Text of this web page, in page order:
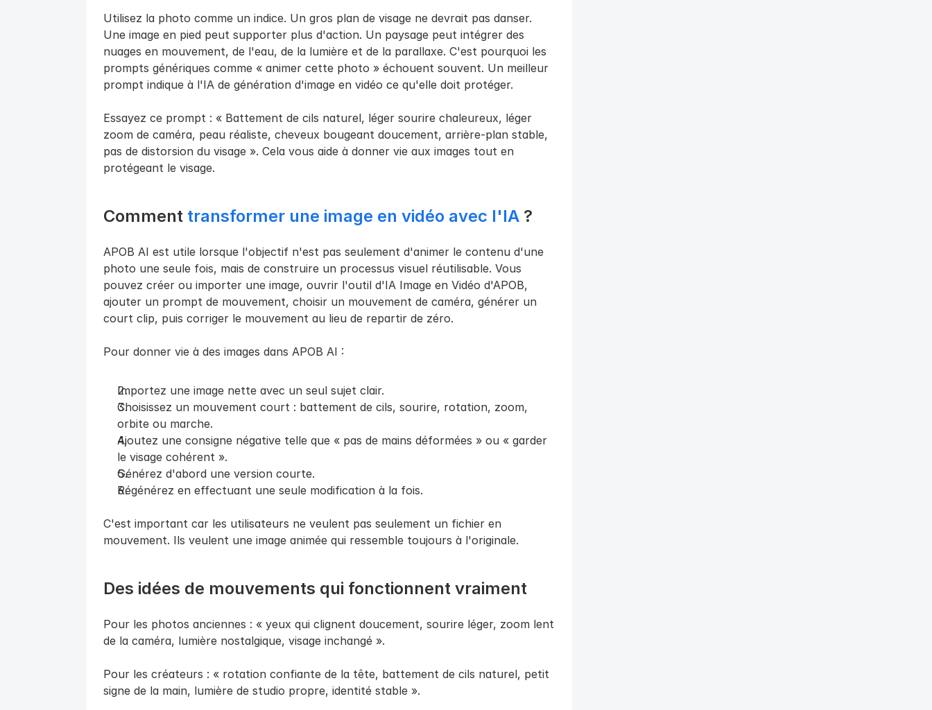
Utilisez la photo comme un indice. Un gros plan de visage ne devrait pas danser.
Une image en pied peut supporter plus d'action. Un paysage peut intégrer des
nuages en mouvement, de l'eau, de la lumière et de la parallaxe. C'est pourquoi les
prompts génériques comme « animer cette photo » échouent souvent. Un meilleur
prompt indique à l'IA de génération d'image en vidéo ce qu'elle doit protéger.
Essayez ce prompt : « Battement de cils naturel, léger sourire chaleureux, léger
zoom de caméra, peau réaliste, cheveux bougeant doucement, arrière-plan stable,
pas de distorsion du visage ». Cela vous aide à donner vie aux images tout en
protégeant le visage.
Comment transformer une image en vidéo avec l'IA ?
APOB AI est utile lorsque l'objectif n'est pas seulement d'animer le contenu d'une
photo une seule fois, mais de construire un processus visuel réutilisable. Vous
pouvez créer ou importer une image, ouvrir l'outil d'IA Image en Vidéo d'APOB,
ajouter un prompt de mouvement, choisir un mouvement de caméra, générer un
court clip, puis corriger le mouvement au lieu de repartir de zéro.
Pour donner vie à des images dans APOB AI :
Importez une image nette avec un seul sujet clair.
Choisissez un mouvement court : battement de cils, sourire, rotation, zoom,
orbite ou marche.
Ajoutez une consigne négative telle que « pas de mains déformées » ou « garder
le visage cohérent ».
Générez d'abord une version courte.
Régénérez en effectuant une seule modification à la fois.
C'est important car les utilisateurs ne veulent pas seulement un fichier en
mouvement. Ils veulent une image animée qui ressemble toujours à l'originale.
Des idées de mouvements qui fonctionnent vraiment
Pour les photos anciennes : « yeux qui clignent doucement, sourire léger, zoom lent
de la caméra, lumière nostalgique, visage inchangé ».
Pour les créateurs : « rotation confiante de la tête, battement de cils naturel, petit
signe de la main, lumière de studio propre, identité stable ».